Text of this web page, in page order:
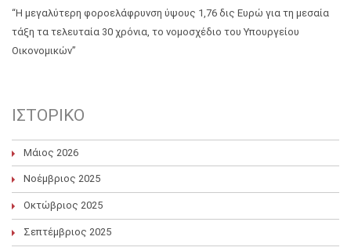
“Η μεγαλύτερη φοροελάφρυνση ύψους 1,76 δις Ευρώ για τη μεσαία
τάξη τα τελευταία 30 χρόνια, το νομοσχέδιο του Υπουργείου
Οικονομικών”
ΙΣΤΟΡΙΚΌ
Μάιος 2026
Νοέμβριος 2025
Οκτώβριος 2025
Σεπτέμβριος 2025